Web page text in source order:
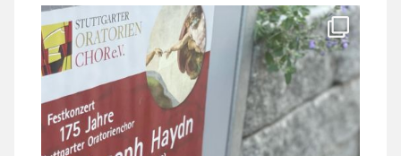
stuttgarter_oratorienchor
Juli 23